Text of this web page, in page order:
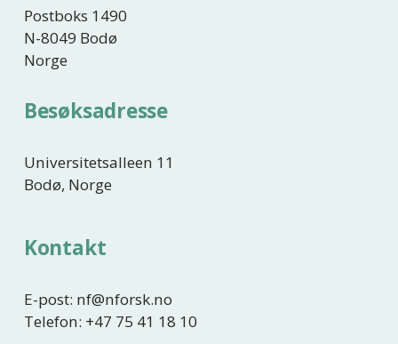
e
Postboks 1490
N-8049 Bodø
Norge
Besøksadresse
Universitetsalleen 11
Bodø, Norge
Kontakt
E-post: nf@nforsk.no
Telefon: +47 75 41 18 10